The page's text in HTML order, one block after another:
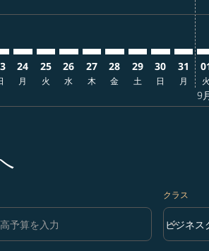
24
月
25
火
26
水
27
木
28
金
29
土
30
日
31
月 火
9
クラス
クラス
ビジネス
keyboard_arrow_down